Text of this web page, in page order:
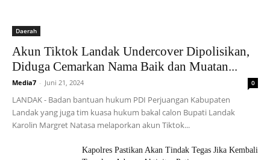
Daerah
Akun Tiktok Landak Undercover Dipolisikan,
Diduga Cemarkan Nama Baik dan Muatan...
Media7 - Juni 21, 2024 0
LANDAK - Badan bantuan hukum PDI Perjuangan Kabupaten
Landak yang juga tim kuasa hukum bakal calon Bupati Landak
Karolin Margret Natasa melaporkan akun Tiktok...
Kapolres Pastikan Akan Tindak Tegas Jika Kembali